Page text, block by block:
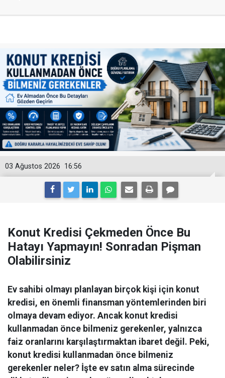
16:56
03 Ağustos 2026
Konut Kredisi Çekmeden Önce Bu
Hatayı Yapmayın! Sonradan Pişman
Olabilirsiniz
Ev sahibi olmayı planlayan birçok kişi için konut
kredisi, en önemli finansman yöntemlerinden biri
olmaya devam ediyor. Ancak konut kredisi
kullanmadan önce bilmeniz gerekenler, yalnızca
faiz oranlarını karşılaştırmaktan ibaret değil. Peki,
konut kredisi kullanmadan önce bilmeniz
gerekenler neler? İşte ev satın alma sürecinde